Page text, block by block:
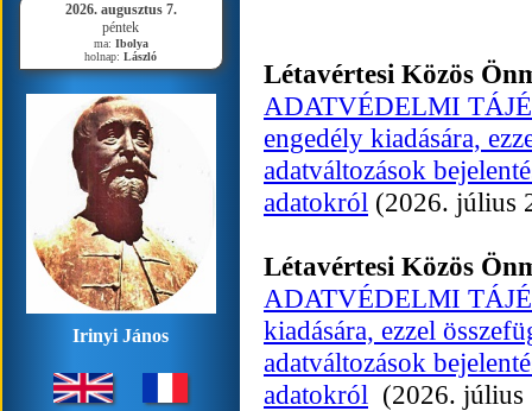
2026. augusztus 7.
péntek
ma: Ibolya
holnap:László
Irinyi János
Létavértesi Közös
ADATVÉDELMI
engedély kiadására,
adatváltozások
adatokról (2026. július
Létavértesi Közös
ADATVÉDELMI
kiadására, ezzel
adatváltozások
adatokról (2026. július